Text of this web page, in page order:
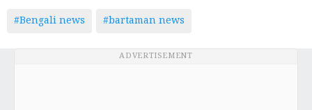
#Bengali news #bartaman news
ADVERTISEMENT